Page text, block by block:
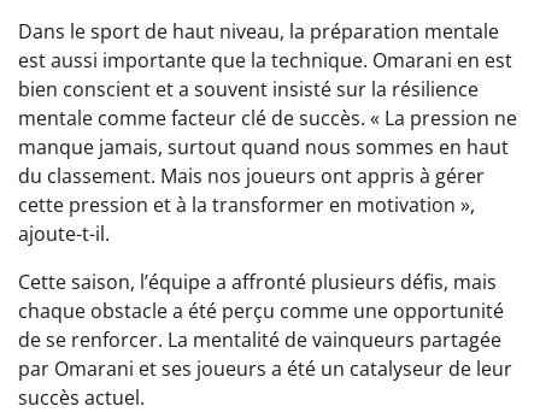
Dans le sport de haut niveau, la préparation mentale
est aussi importante que la technique. Omarani en est
bien conscient et a souvent insisté sur la résilience
mentale comme facteur clé de succès. « La pression ne
manque jamais, surtout quand nous sommes en haut
du classement. Mais nos joueurs ont appris à gérer
cette pression et à la transformer en motivation »,
ajoute-t-il.
Cette saison, l’équipe a affronté plusieurs défis, mais
chaque obstacle a été perçu comme une opportunité
de se renforcer. La mentalité de vainqueurs partagée
par Omarani et ses joueurs a été un catalyseur de leur
succès actuel.